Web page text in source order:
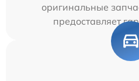
оригинальные
предоставляет